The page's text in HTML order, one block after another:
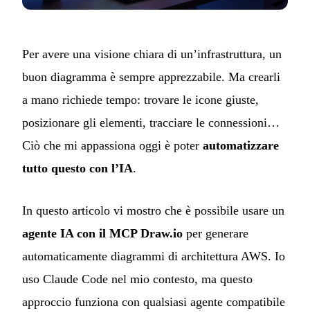
Per avere una visione chiara di un’infrastruttura, un
buon diagramma è sempre apprezzabile. Ma crearli
a mano richiede tempo: trovare le icone giuste,
posizionare gli elementi, tracciare le connessioni…
Ciò che mi appassiona oggi è poter automatizzare
tutto questo con l’IA.
In questo articolo vi mostro che è possibile usare un
agente IA con il MCP Draw.io per generare
automaticamente diagrammi di architettura AWS. Io
uso Claude Code nel mio contesto, ma questo
approccio funziona con qualsiasi agente compatibile